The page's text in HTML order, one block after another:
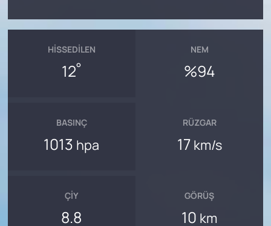
HISSEDILEN
12°
NEM
%94
BASINÇ
1013 hpa
RÜZGAR
17 km/s
ÇIY
8.8
GÖRÜŞ
10 km